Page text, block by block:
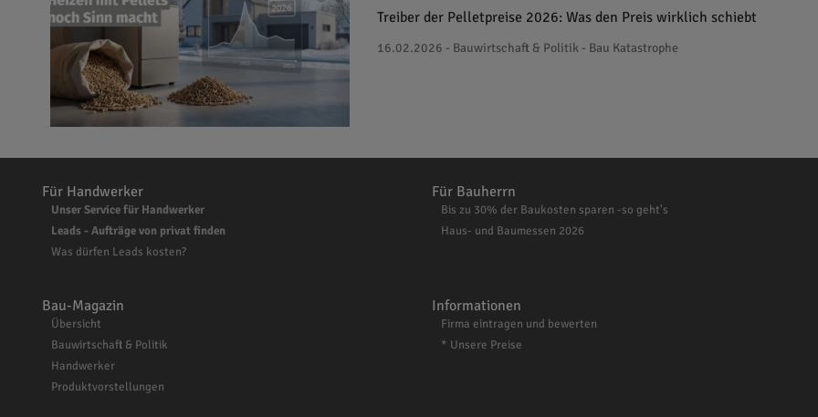
Treiber der Pelletpreise 2026: Was den Preis wirklich schiebt
16.02.2026 - Bauwirtschaft & Politik - Bau Katastrophe
Für Handwerker
Unser Service für Handwerker
Leads - Aufträge von privat finden
Was dürfen Leads kosten?
Für Bauherrn
Bis zu 30% der Baukosten sparen -so geht's
Haus- und Baumessen 2026
Bau-Magazin
Übersicht
Bauwirtschaft & Politik
Handwerker
Produktvorstellungen
Informationen
Firma eintragen und bewerten
* Unsere Preise